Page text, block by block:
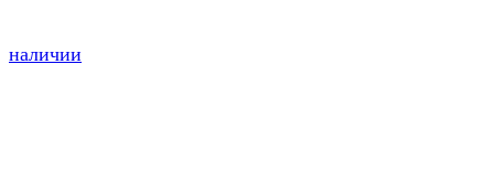
наличии